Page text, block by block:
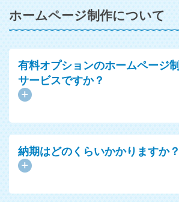
ホームページ制作について
有料オプションのホームページ
サービスですか？
納期はどのくらいかかりますか？